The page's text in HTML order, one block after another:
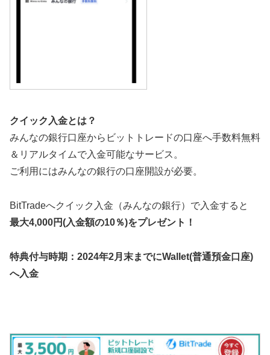
クイック入金とは？
みんなの銀行口座からビットトレードの口座へ手数料無料
＆リアルタイムで入金可能なサービス。
ご利用にはみんなの銀行の口座開設が必要。
BitTradeへクイック入金（みんなの銀行）で入金すると
最大4,000円(入金額の10％)をプレゼント！
特典付与時期：2024年2月末までにWallet(普通預金口座)
へ入金